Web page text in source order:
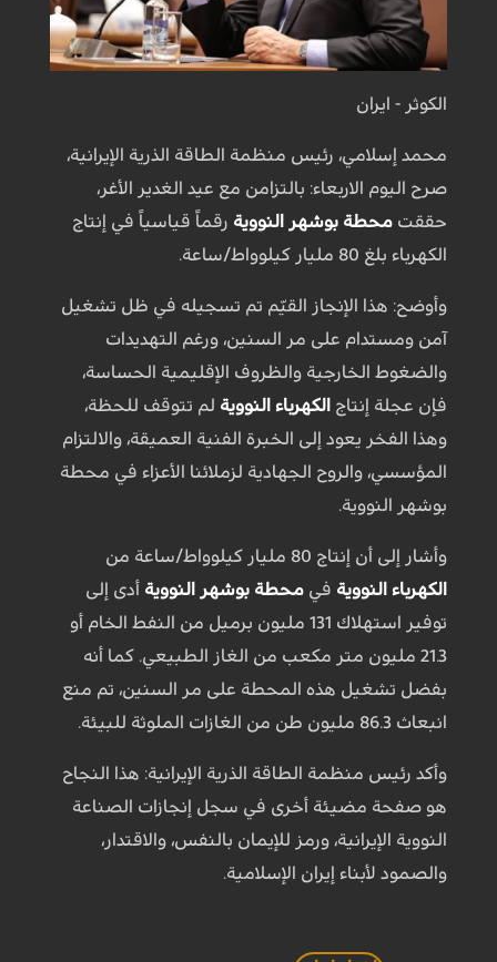
الكوثر - ايران
محمد إسلامي، رئيس منظمة الطاقة الذرية الإيرانية،
صرح اليوم الاربعاء: بالتزامن مع عيد الغدير الأغر،
حققت محطة بوشهر النووية رقماً قياسياً في إنتاج
الكهرباء بلغ 80 مليار كيلوواط/ساعة.
وأوضح: هذا الإنجاز القيّم تم تسجيله في ظل تشغيل
آمن ومستدام على مر السنين، ورغم التهديدات
والضغوط الخارجية والظروف الإقليمية الحساسة،
فإن عجلة إنتاج الكهرباء النووية لم تتوقف للحظة،
وهذا الفخر يعود إلى الخبرة الفنية العميقة، والالتزام
المؤسسي، والروح الجهادية لزملائنا الأعزاء في محطة
بوشهر النووية.
وأشار إلى أن إنتاج 80 مليار كيلوواط/ساعة من
الكهرباء النووية في محطة بوشهر النووية أدى إلى
توفير استهلاك 131 مليون برميل من النفط الخام أو
21.3 مليون متر مكعب من الغاز الطبيعي. كما أنه
بفضل تشغيل هذه المحطة على مر السنين، تم منع
انبعاث 86.3 مليون طن من الغازات الملوثة للبيئة.
وأكد رئيس منظمة الطاقة الذرية الإيرانية: هذا النجاح
هو صفحة مضيئة أخرى في سجل إنجازات الصناعة
النووية الإيرانية، ورمز للإيمان بالنفس، والاقتدار،
والصمود لأبناء إيران الإسلامية.